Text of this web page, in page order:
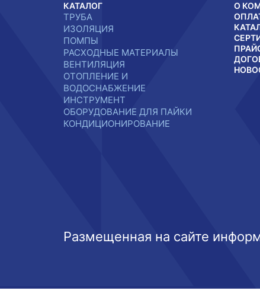
КАТАЛОГ
ТРУБА
ИЗОЛЯЦИЯ
ПОМПЫ
РАСХОДНЫЕ МАТЕРИАЛЫ
ВЕНТИЛЯЦИЯ
ОТОПЛЕНИЕ И
ВОДОСНАБЖЕНИЕ
ИНСТРУМЕНТ
ОБОРУДОВАНИЕ ДЛЯ ПАЙКИ
КОНДИЦИОНИРОВАНИЕ
О
Размещенная на сайте